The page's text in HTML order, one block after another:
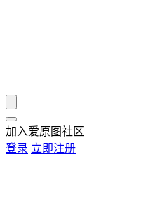
加入爱原图社区
登录 立即注册